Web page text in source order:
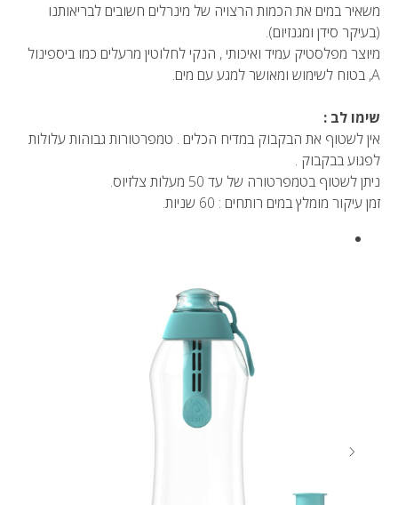
משאיר במים את הכמות הרצויה של מינרלים חשובים לבריאותנו
(בעיקר סידן ומגנזיום).
מיוצר מפלסטיק עמיד ואיכותי , הנקי לחלוטין מרעלים כמו ביספינול
A, בטוח לשימוש ומאושר למגע עם מים.
שימו לב :
אין לשטוף את הבקבוק במדיח הכלים . טמפרטורות גבוהות עלולות
לפגוע בבקבוק .
ניתן לשטוף בטמפרטורה של עד 50 מעלות צלזיוס.
זמן עיקור מומלץ במים רותחים : 60 שניות.